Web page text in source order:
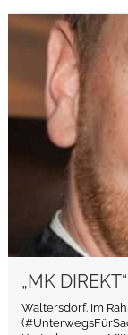
„MK
Waltersdorf. Im